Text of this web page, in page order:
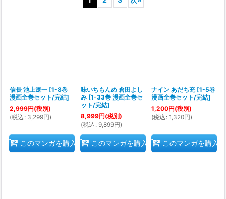
信長 池上遼一 [1-8巻
漫画全巻セット/完結]
2,999円(税別)
(税込 : 3,299円)
このマンガを購入
味いちもんめ 倉田よし
み [1-33巻 漫画全巻セ
ット/完結]
8,999円(税別)
(税込 : 9,899円)
このマンガを購入
ナイン あだち充 [1-5巻
漫画全巻セット/完結]
1,200円(税別)
(税込 : 1,320円)
このマンガを購入